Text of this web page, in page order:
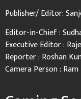
Publisher/ Editor:
Editor-in-Chief :
Executive Editor :
Reporter : Roshan
Camera Person :